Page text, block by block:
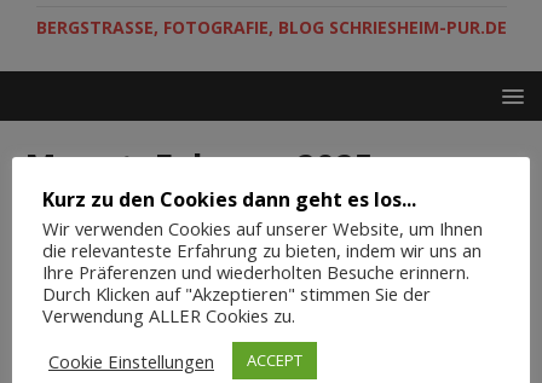
BERGSTRASSE, FOTOGRAFIE, BLOG SCHRIESHEIM-PUR.DE
Monat:Februar 2025
Mathaisemarkt 2025 – Alle Informationen
7. Februar 2025 Schriesheimpur
Rotweinwanderung Schriesheim 2025 –
Sonne u. Genuss
Kurz zu den Cookies dann geht es los...
Wir verwenden Cookies auf unserer Website, um Ihnen
die relevanteste Erfahrung zu bieten, indem wir uns an
Ihre Präferenzen und wiederholten Besuche erinnern.
Durch Klicken auf "Akzeptieren" stimmen Sie der
Verwendung ALLER Cookies zu.
Cookie Einstellungen
ACCEPT